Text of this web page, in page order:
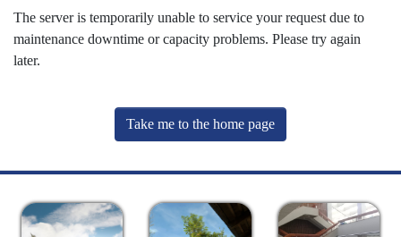
The server is temporarily unable to service your request due to
maintenance downtime or capacity problems. Please try again
later.
Take me to the home page